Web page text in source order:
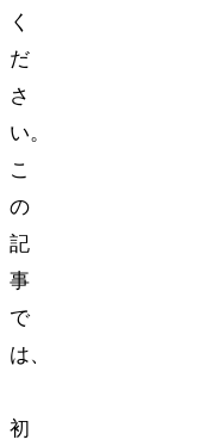
く
だ
さ
い。
こ
の
記
事
で
は、
初